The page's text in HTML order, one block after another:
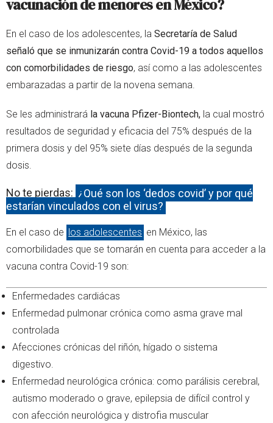
vacunación de menores en México?
En el caso de los adolescentes, la Secretaría de Salud
señaló que se inmunizarán contra Covid-19 a todos aquellos
con comorbilidades de riesgo, así como a las adolescentes
embarazadas a partir de la novena semana.
Se les administrará la vacuna Pfizer-Biontech, la cual mostró
resultados de seguridad y eficacia del 75% después de la
primera dosis y del 95% siete días después de la segunda
dosis.
No te pierdas: ¿Qué son los ‘dedos covid’ y por qué
estarían vinculados con el virus?
En el caso de los adolescentes en México, las
comorbilidades que se tomarán en cuenta para acceder a la
vacuna contra Covid-19 son:
Enfermedades cardiácas
Enfermedad pulmonar crónica como asma grave mal
controlada
Afecciones crónicas del riñón, hígado o sistema
digestivo.
Enfermedad neurológica crónica: como parálisis cerebral,
autismo moderado o grave, epilepsia de difícil control y
con afección neurológica y distrofia muscular